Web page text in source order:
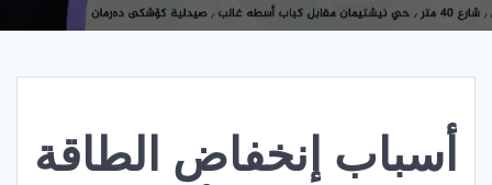
أسباب إنخفاض الطاقة